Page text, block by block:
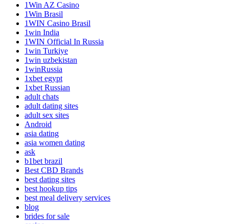
1Win AZ Casino
1Win Brasil
1WIN Casino Brasil
1win India
1WIN Official In Russia
1win Turkiye
1win uzbekistan
1winRussia
1xbet egypt
1xbet Russian
adult chats
adult dating sites
adult sex sites
Android
asia dating
asia women dating
ask
b1bet brazil
Best CBD Brands
best dating sites
best hookup tips
best meal delivery services
blog
brides for sale